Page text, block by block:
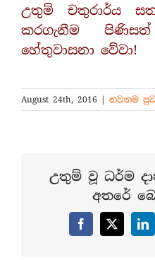
උතුම් චතුරාර්ය
කරගැනීම
හේතුවාසනා වේවා!
August 24th, 2016 | නවතම
උතුම් වූ ධර්ම
අතරේ
Facebook
X